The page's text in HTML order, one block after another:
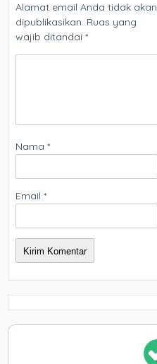
Alamat email Anda tidak akan
dipublikasikan. Ruas yang
wajib ditandai*
Nama*
Email*